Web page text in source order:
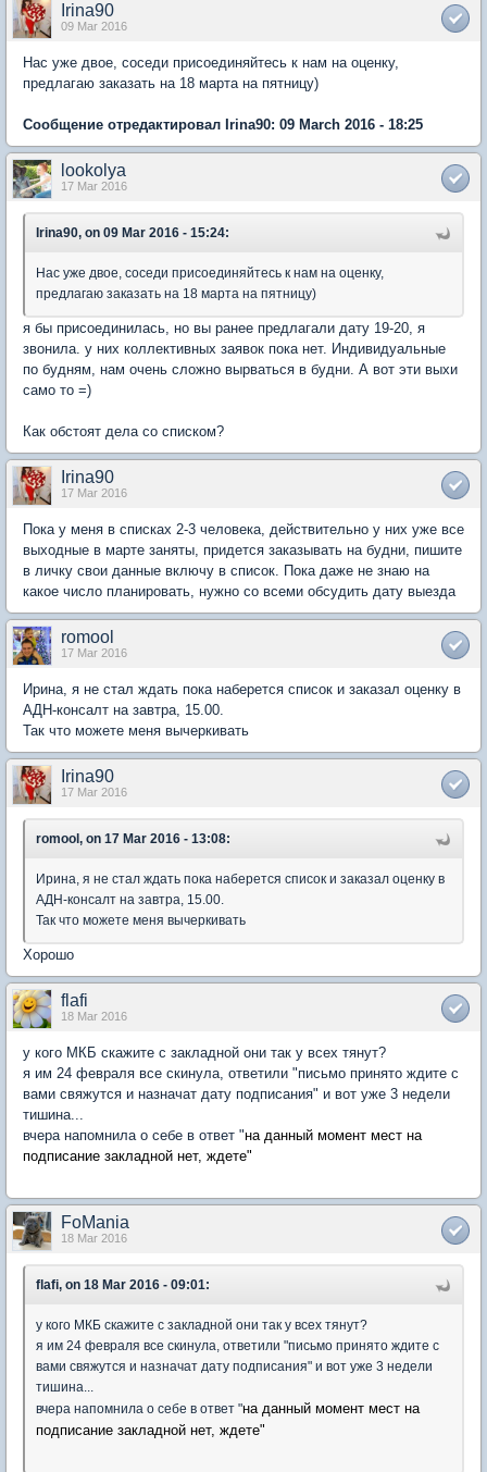
Irina90
09 Mar 2016
Нас уже двое, соседи присоединяйтесь к нам на оценку,
предлагаю заказать на 18 марта на пятницу)
Сообщение отредактировал Irina90: 09 March 2016 - 18:25
lookolya
17 Mar 2016
Irina90, on 09 Mar 2016 - 15:24:
Нас уже двое, соседи присоединяйтесь к нам на оценку,
предлагаю заказать на 18 марта на пятницу)
я бы присоединилась, но вы ранее предлагали дату 19-20, я
звонила. у них коллективных заявок пока нет. Индивидуальные
по будням, нам очень сложно вырваться в будни. А вот эти выхи
само то =)
Как обстоят дела со списком?
Irina90
17 Mar 2016
Пока у меня в списках 2-3 человека, действительно у них уже все
выходные в марте заняты, придется заказывать на будни, пишите
в личку свои данные включу в список. Пока даже не знаю на
какое число планировать, нужно со всеми обсудить дату выезда
romool
17 Mar 2016
Ирина, я не стал ждать пока наберется список и заказал оценку в
АДН-консалт на завтра, 15.00.
Так что можете меня вычеркивать
Irina90
17 Mar 2016
romool, on 17 Mar 2016 - 13:08:
Ирина, я не стал ждать пока наберется список и заказал оценку в
АДН-консалт на завтра, 15.00.
Так что можете меня вычеркивать
Хорошо
flafi
18 Mar 2016
у кого МКБ скажите с закладной они так у всех тянут?
я им 24 февраля все скинула, ответили "письмо принято ждите с
вами свяжутся и назначат дату подписания" и вот уже 3 недели
тишина...
вчера напомнила о себе в ответ "на данный момент мест на
подписание закладной нет, ждете"
FoMania
18 Mar 2016
flafi, on 18 Mar 2016 - 09:01:
у кого МКБ скажите с закладной они так у всех тянут?
я им 24 февраля все скинула, ответили "письмо принято ждите с
вами свяжутся и назначат дату подписания" и вот уже 3 недели
тишина...
вчера напомнила о себе в ответ "на данный момент мест на
подписание закладной нет, ждете"